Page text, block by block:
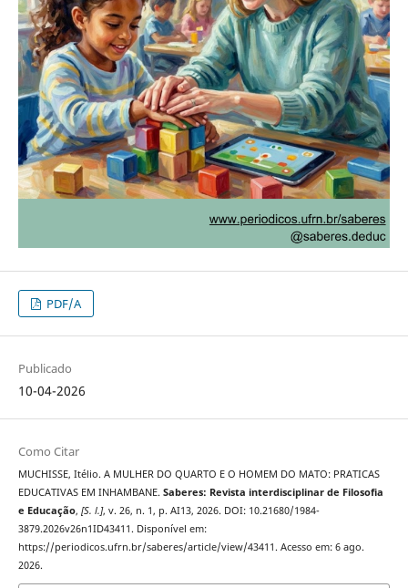
PDF/A
Publicado
10-04-2026
Como Citar
MUCHISSE, Itélio. A MULHER DO QUARTO E O HOMEM DO MATO: PRATICAS
EDUCATIVAS EM INHAMBANE. Saberes: Revista interdisciplinar de Filosofia
e Educação, [S. l.], v. 26, n. 1, p. AI13, 2026. DOI: 10.21680/1984-
3879.2026v26n1ID43411. Disponível em:
https://periodicos.ufrn.br/saberes/article/view/43411. Acesso em: 6 ago.
2026.